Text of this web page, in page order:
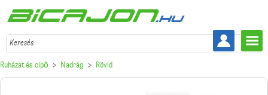
Keresés
Ruházat és cipõ Nadrág Rövid